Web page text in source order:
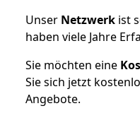
Unser Netzwerk ist
haben viele Jahre
Sie möchten eine
Sie sich jetzt
Angebote.